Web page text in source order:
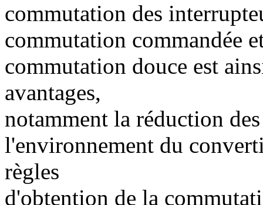
commutation des
commutation commandée
commutation douce est
avantages,
notamment la réduction
l'environnement du
règles
d'obtention de la